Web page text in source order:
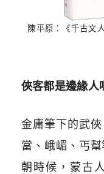
陳平原：《千古文
俠客都是邊緣人
金庸筆下的武
當、峨嵋、丐
朝時候，蒙古